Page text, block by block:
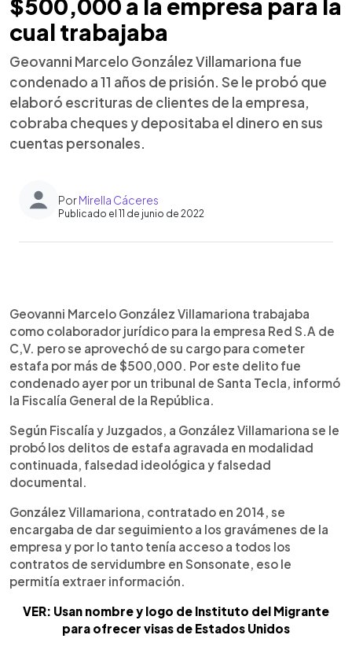
$500,000 a la empresa para la
cual trabajaba
Geovanni Marcelo González Villamariona fue
condenado a 11 años de prisión. Se le probó que
elaboró escrituras de clientes de la empresa,
cobraba cheques y depositaba el dinero en sus
cuentas personales.
PorMirella Cáceres
Publicado el 11 de junio de 2022
Escuchar artículo
Geovanni Marcelo González Villamariona trabajaba
como colaborador jurídico para la empresa Red S.A de
C,V. pero se aprovechó de su cargo para cometer
estafa por más de $500,000. Por este delito fue
condenado ayer por un tribunal de Santa Tecla, informó
la Fiscalía General de la República.
Según Fiscalía y Juzgados, a González Villamariona se le
probó los delitos de estafa agravada en modalidad
continuada, falsedad ideológica y falsedad
documental.
González Villamariona, contratado en 2014, se
encargaba de dar seguimiento a los gravámenes de la
empresa y por lo tanto tenía acceso a todos los
contratos de servidumbre en Sonsonate, eso le
permitía extraer información.
VER: Usan nombre y logo de Instituto del Migrante
para ofrecer visas de Estados Unidos